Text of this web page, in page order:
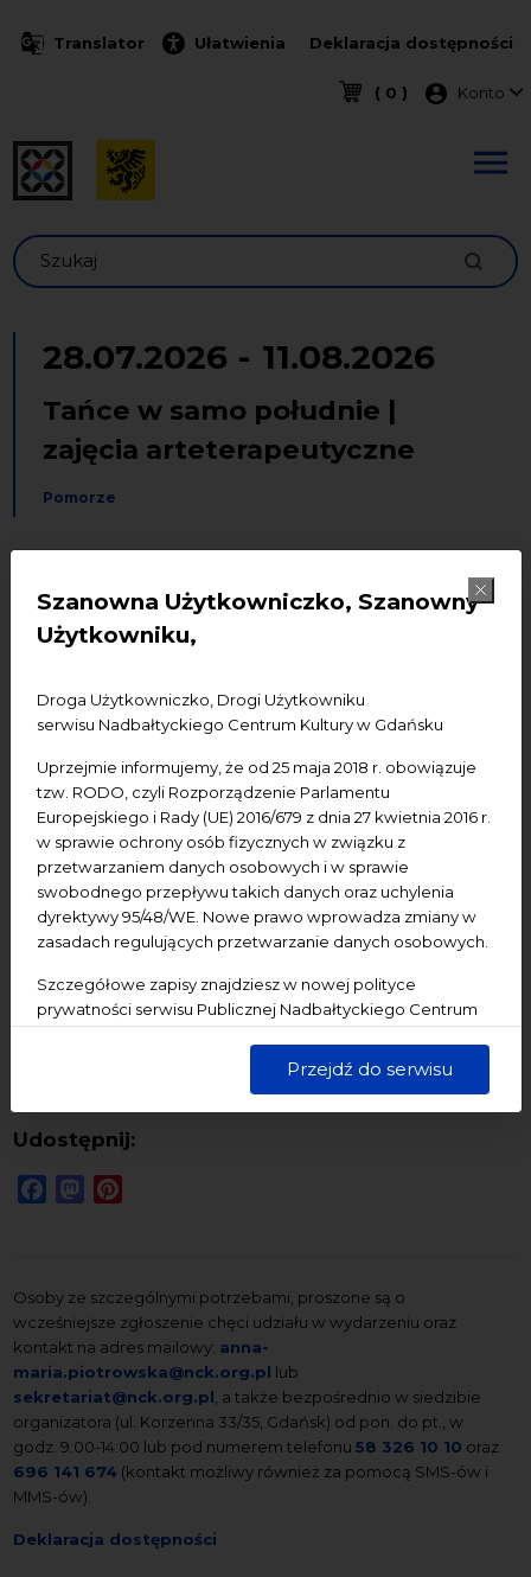
Szanowna Użytkowniczko, Szanowny
Użytkowniku,
Droga Użytkowniczko, Drogi Użytkowniku
serwisu Nadbałtyckiego Centrum Kultury w Gdańsku
Uprzejmie informujemy, że od 25 maja 2018 r. obowiązuje
tzw. RODO, czyli Rozporządzenie Parlamentu
Europejskiego i Rady (UE) 2016/679 z dnia 27 kwietnia 2016 r.
w sprawie ochrony osób fizycznych w związku z
przetwarzaniem danych osobowych i w sprawie
swobodnego przepływu takich danych oraz uchylenia
dyrektywy 95/48/WE. Nowe prawo wprowadza zmiany w
zasadach regulujących przetwarzanie danych osobowych.
Szczegółowe zapisy znajdziesz w nowej polityce
prywatności serwisu Publicznej Nadbałtyckiego Centrum
dane są przetwarzane w sposób bezpieczny, z należytą
starannością i zgodnie z obowiązującymi przepisami.
Przejdź do serwisu
Translator Ułatwienia Deklaracja dostępności
( 0 ) Menu
Konto
Szukaj
28.07.2026 - 11.08.2026
Tańce w samo południe |
zajęcia arteterapeutyczne
Pomorze
ℹ️ UWAGA! WAŻNA INFORMACJA
Niestety z przyczyn od nas niezależnych
sierpniowe spotkania z cyklu "Tańce w samo
południe" zostały odwołane i w związku z tym
zajęcia 4 i 11 sierpnia nie odbędą się.
Przepraszamy za tę zmianę.
Zapraszamy na inne wydarzenia, które
znajdziecie na naszej stronie internetowej w
Udostępnij:
FacebookMastodon
Osoby ze szczególnymi potrzebami, proszone są o
wcześniejsze zgłoszenie chęci udziału w wydarzeniu oraz
kontakt na adres mailowy: anna-
maria.piotrowska@nck.org.pl lub
sekretariat@nck.org.pl , a także bezpośrednio w siedzibie
organizatora (ul. Korzenna 33/35, Gdańsk) od pon. do pt., w
godz. 9:00-14:00 lub pod numerem telefonu58 326 10 10 oraz
696 141 674 (kontakt możliwy również za pomocą SMS-ów i
MMS-ów).
Deklaracja dostępności